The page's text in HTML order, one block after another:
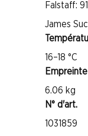
Falstaff:
James
16–18 °C
6.06 kg
N° d'art.
1031859